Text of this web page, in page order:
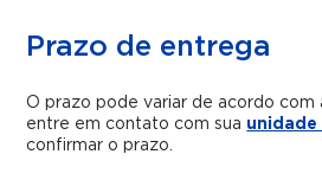
Prazo de entrega
O prazo pode variar de acordo com
entre em contato com sua unidade
confirmar o prazo.